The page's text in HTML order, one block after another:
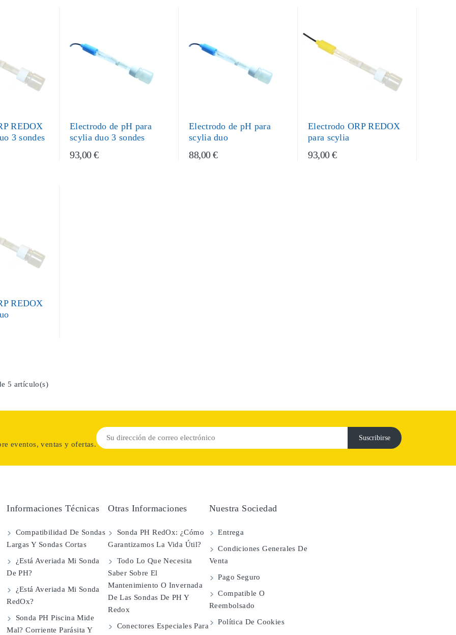
REDOX
3 sondes
Electrodo de pH para
scylia duo 3 sondes
93,00 €
Electrodo de pH para
scylia duo
88,00 €
Electrodo ORP REDOX
para scylia
93,00 €
REDOX
5 artículo(s)
eventos, ventas y ofertas.
Informaciones Técnicas
Compatibilidad De Sondas
Largas Y Sondas Cortas
¿Está Averiada Mi Sonda
De PH?
¿Está Averiada Mi Sonda
RedOx?
Sonda PH Piscina Mide
Mal? Corriente Parásita Y
Otras Informaciones
Sonda PH RedOx: ¿Cómo
Garantizamos La Vida Útil?
Todo Lo Que Necesita
Saber Sobre El
Mantenimiento O Invernada
De Las Sondas De PH Y
Redox
Conectores Especiales Para
Nuestra Sociedad
Entrega
Condiciones Generales De
Venta
Pago Seguro
Compatible O
Reembolsado
Política De Cookies